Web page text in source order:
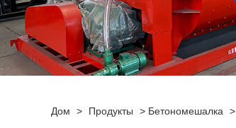
Дом > Продукты > Бетономешалка >